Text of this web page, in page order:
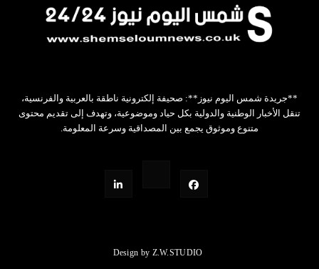
**جريدة شمس اليوم نيوز**: صحيفة إلكترونية ناطقة بالعربية والفرنسية،
تنقل الأخبار الوطنية والدولية بكل حياد وموضوعية، وتهدف إلى تقديم محتوى
متنوع وموثوق يجمع بين المصداقية وسرعة المعلومة.
Design by Z.W.STUDIO